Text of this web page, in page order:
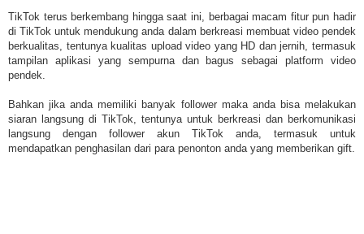
TikTok terus berkembang hingga saat ini, berbagai macam fitur pun hadir
di TikTok untuk mendukung anda dalam berkreasi membuat video pendek
berkualitas, tentunya kualitas upload video yang HD dan jernih, termasuk
tampilan aplikasi yang sempurna dan bagus sebagai platform video
pendek.
Bahkan jika anda memiliki banyak follower maka anda bisa melakukan
siaran langsung di TikTok, tentunya untuk berkreasi dan berkomunikasi
langsung dengan follower akun TikTok anda, termasuk untuk
mendapatkan penghasilan dari para penonton anda yang memberikan gift.